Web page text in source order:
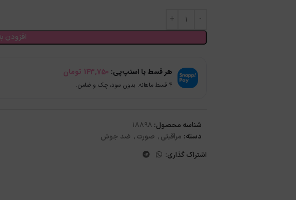
افزودن
هر قسط با اسنپ‌پی: 143,750 تومان
۴ قسط ماهانه. بدون سود، چک و ضامن.
شناسه محصول: 18898
دسته: مراقبتی, صورت, ضد جوش
اشتراک گذاری: